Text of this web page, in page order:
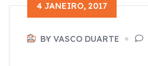
4 JANEIRO, 2017
BY VASCO DUARTE